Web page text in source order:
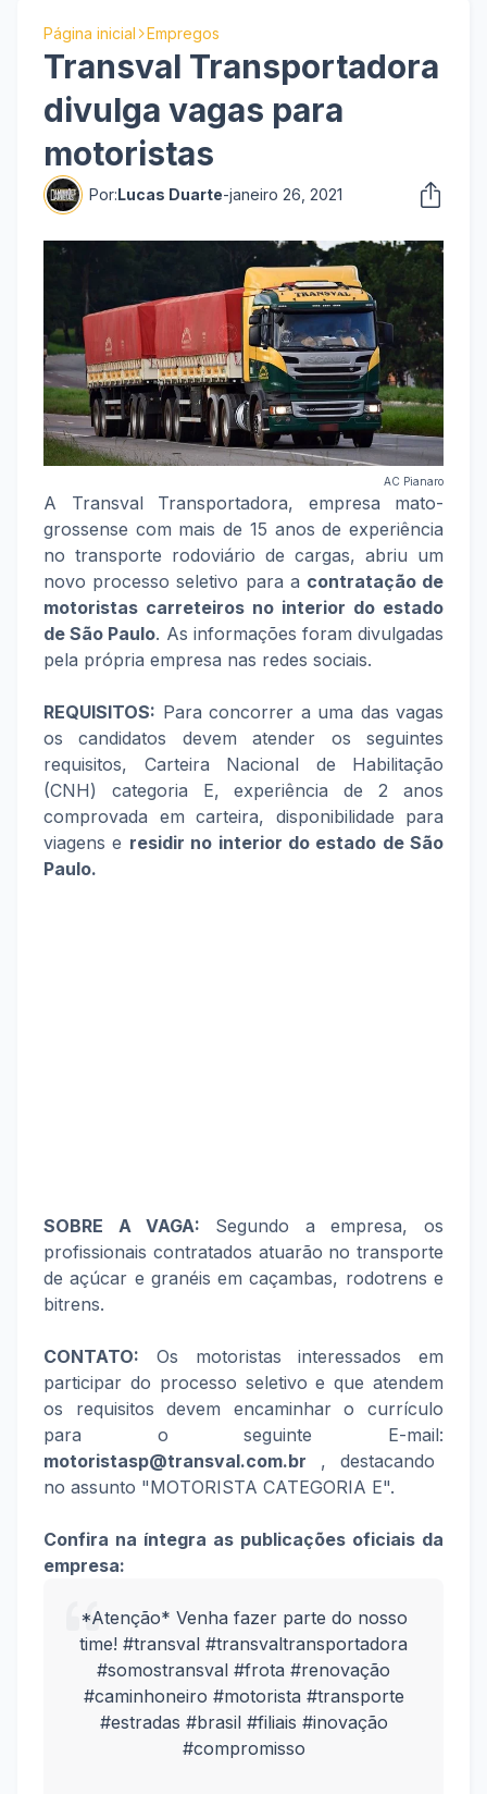
Página inicial Empregos
Transval Transportadora
divulga vagas para
motoristas
Por:Lucas Duarte-janeiro 26, 2021
AC Pianaro
A Transval Transportadora, empresa mato-
grossense com mais de 15 anos de experiência
no transporte rodoviário de cargas, abriu um
novo processo seletivo para a contratação de
motoristas carreteiros no interior do estado
de São Paulo. As informações foram divulgadas
pela própria empresa nas redes sociais.
REQUISITOS: Para concorrer a uma das vagas
os candidatos devem atender os seguintes
requisitos, Carteira Nacional de Habilitação
(CNH) categoria E, experiência de 2 anos
comprovada em carteira, disponibilidade para
viagens e residir no interior do estado de São
Paulo.
SOBRE A VAGA: Segundo a empresa, os
profissionais contratados atuarão no transporte
de açúcar e granéis em caçambas, rodotrens e
bitrens.
CONTATO: Os motoristas interessados em
participar do processo seletivo e que atendem
os requisitos devem encaminhar o currículo
para o seguinte E-mail:
motoristasp@transval.com.br , destacando
no assunto "MOTORISTA CATEGORIA E".
Confira na íntegra as publicações oficiais da
empresa:
*Atenção* Venha fazer parte do nosso
time! #transval #transvaltransportadora
#somostransval #frota #renovação
#caminhoneiro #motorista #transporte
#estradas #brasil #filiais #inovação
#compromisso